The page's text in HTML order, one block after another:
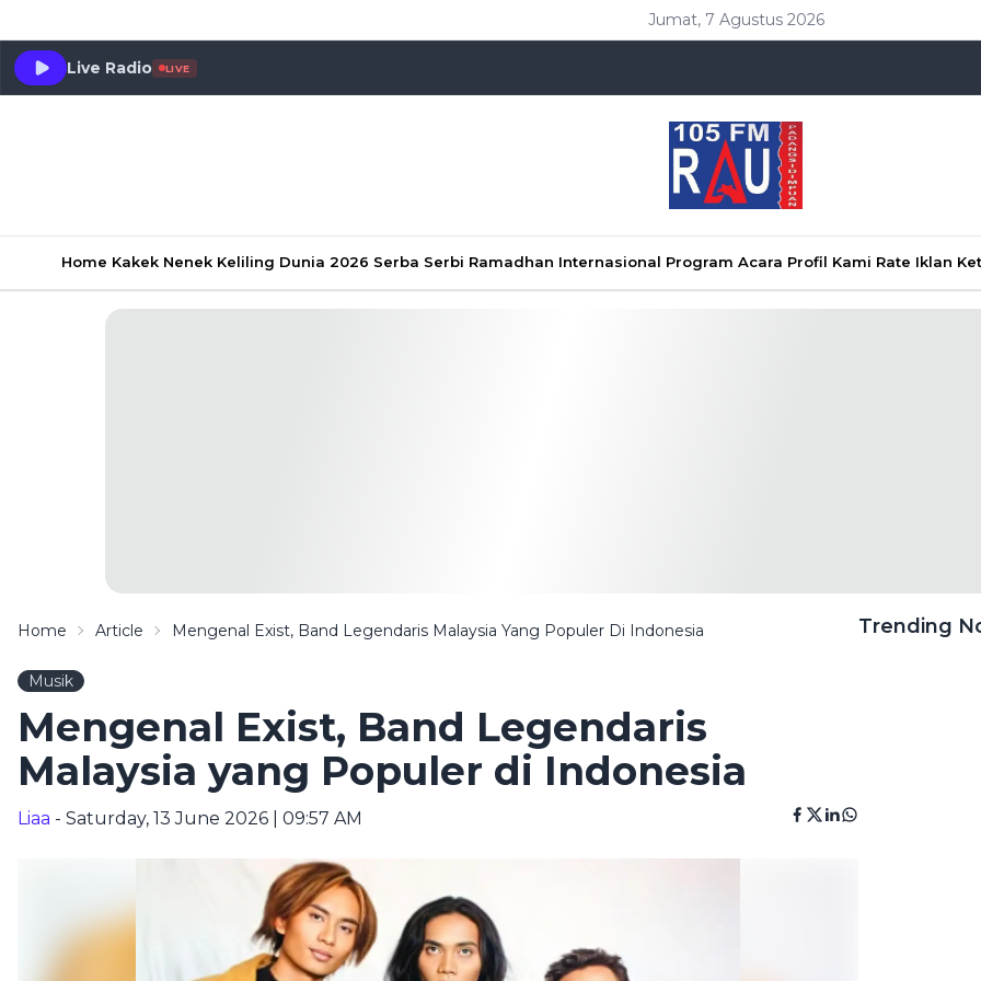
Jumat, 7 Agustus 2026
Live Radio LIVE
Home Kakek Nenek Keliling Dunia 2026 Serba Serbi Ramadhan Internasional Program Acara Profil Kami Rate Iklan
Home Article Mengenal Exist, Band Legendaris Malaysia Yang Populer Di Indonesia
Musik
Mengenal Exist, Band Legendaris
Malaysia yang Populer di Indonesia
Liaa - Saturday, 13 June 2026 | 09:57 AM
Trending